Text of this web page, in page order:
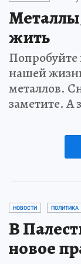
жить
Попробуйте
нашей
металлов.
заметите. А
НОВОСТИ ПОЛИТИКА
В
новое